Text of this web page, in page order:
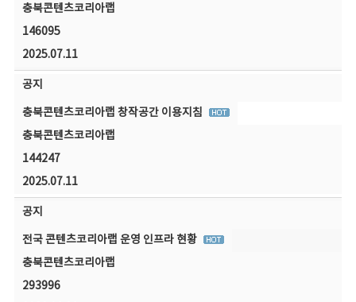
충북콘텐츠코리아랩
146095
2025.07.11
공지
충북콘텐츠코리아랩 창작공간 이용지침
충북콘텐츠코리아랩
144247
2025.07.11
공지
전국 콘텐츠코리아랩 운영 인프라 현황
충북콘텐츠코리아랩
293996